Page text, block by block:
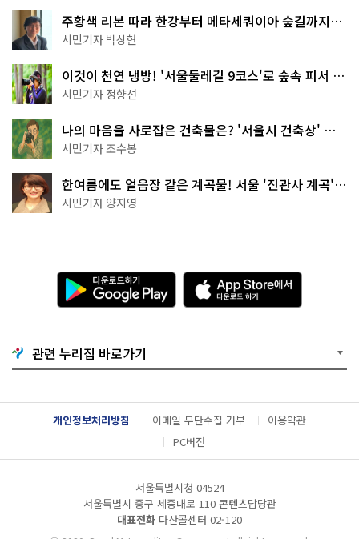
주황색 리본 따라 한강부터 메타세쿼이아 숲길까지…
서울둘레길 15코스
시민기자 박상현
이것이 천연 냉방! '서울둘레길 9코스'로 숲속 피서 떠
나볼까
시민기자 정향선
나의 마음을 사로잡은 건축물은? '서울시 건축상' 수
상작 공개!
시민기자 조수봉
한여름에도 얼음장 같은 계곡물! 서울 '진관사 계곡'이
천국이네~
시민기자 양지영
다
운
로
기
G
o
g
l
e
A
p
p
e
서
다
운
관련 누리집 바로가기
개인정보처리방침 이메일 무단수집 거부
이용약관
PC버전
서울특별시청 04524
서울특별시 중구 세종대로 110 콘텐츠담당관
대표전화 다산콜센터 02-120